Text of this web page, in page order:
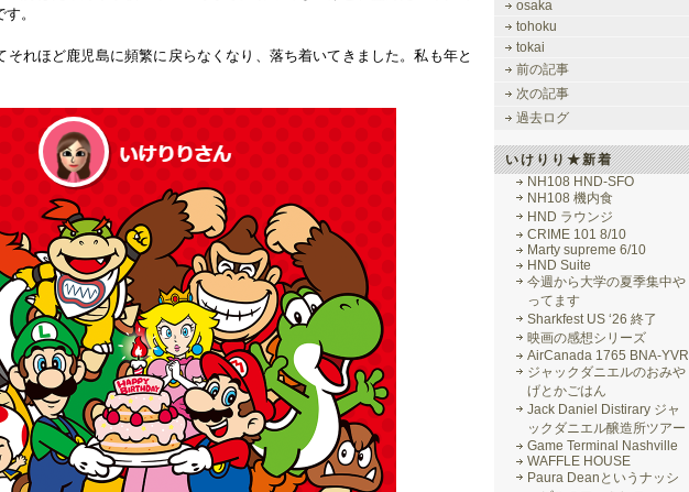
。
それほど鹿児島に頻繁に戻らなくなり、落ち着いてきました。私も年と
osaka
tohoku
tokai
前の記事
次の記事
過去ログ
いけりり★新着
NH108 HND-SFO
NH108 機内食
HND ラウンジ
CRIME 101 8/10
Marty supreme 6/10
HND Suite
今週から大学の夏季集中や
ってます
Sharkfest US ‘26 終了
映画の感想シリーズ
AirCanada 1765 BNA-YVR
ジャックダニエルのおみや
げとかごはん
Jack Daniel Distirary ジャ
ックダニエル醸造所ツアー
Game Terminal Nashville
WAFFLE HOUSE
Paura Deanというナッシ